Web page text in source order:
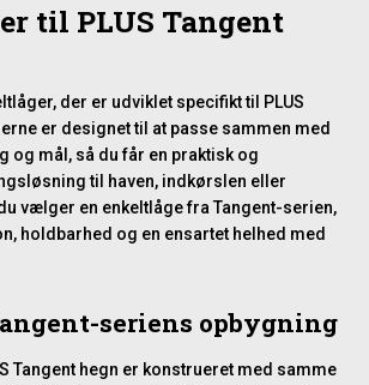
til PLUS Tangent
der er udviklet specifikt til PLUS
er designet til at passe sammen med
og mål, så du får en praktisk og
til haven, indkørslen eller
vælger en enkeltlåge fra Tangent-serien,
holdbarhed og en ensartet helhed med
seriens opbygning
Tangent hegn er konstrueret med samme